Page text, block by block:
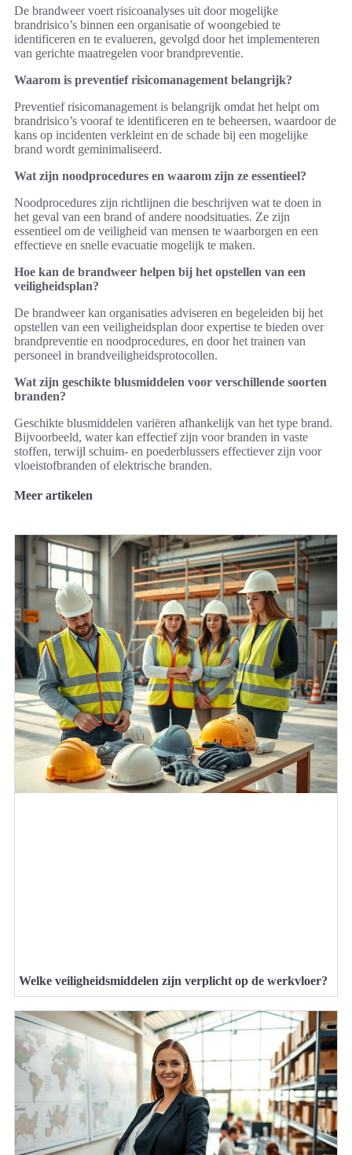
De brandweer voert risicoanalyses uit door mogelijke
brandrisico’s binnen een organisatie of woongebied te
identificeren en te evalueren, gevolgd door het implementeren
van gerichte maatregelen voor brandpreventie.
Waarom is preventief risicomanagement belangrijk?
Preventief risicomanagement is belangrijk omdat het helpt om
brandrisico’s vooraf te identificeren en te beheersen, waardoor de
kans op incidenten verkleint en de schade bij een mogelijke
brand wordt geminimaliseerd.
Wat zijn noodprocedures en waarom zijn ze essentieel?
Noodprocedures zijn richtlijnen die beschrijven wat te doen in
het geval van een brand of andere noodsituaties. Ze zijn
essentieel om de veiligheid van mensen te waarborgen en een
effectieve en snelle evacuatie mogelijk te maken.
Hoe kan de brandweer helpen bij het opstellen van een
veiligheidsplan?
De brandweer kan organisaties adviseren en begeleiden bij het
opstellen van een veiligheidsplan door expertise te bieden over
brandpreventie en noodprocedures, en door het trainen van
personeel in brandveiligheidsprotocollen.
Wat zijn geschikte blusmiddelen voor verschillende soorten
branden?
Geschikte blusmiddelen variëren afhankelijk van het type brand.
Bijvoorbeeld, water kan effectief zijn voor branden in vaste
stoffen, terwijl schuim- en poederblussers effectiever zijn voor
vloeistofbranden of elektrische branden.
Meer artikelen
Welke veiligheidsmiddelen zijn verplicht op de werkvloer?